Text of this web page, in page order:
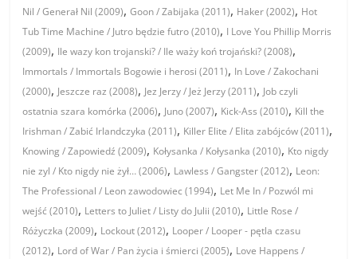
Nil / Generał Nil (2009),Goon / Zabijaka (2011), Haker (2002), Hot
Tub Time Machine / Jutro będzie futro (2010), I Love You Phillip Morris
(2009), Ile wazy kon trojanski? / Ile waży koń trojański? (2008),
Immortals / Immortals Bogowie i herosi (2011), In Love / Zakochani
(2000), Jeszcze raz (2008), Jez Jerzy / Jeż Jerzy (2011), Job czyli
ostatnia szara komórka (2006), Juno (2007), Kick-Ass (2010), Kill the
Irishman / Zabić Irlandczyka (2011), Killer Elite / Elita zabójców (2011),
Knowing / Zapowiedź (2009), Kołysanka / Kołysanka (2010), Kto nigdy
nie zyl / Kto nigdy nie żył… (2006), Lawless / Gangster (2012), Leon:
The Professional / Leon zawodowiec (1994), Let Me In / Pozwól mi
wejść (2010), Letters to Juliet / Listy do Julii (2010), Little Rose /
Różyczka (2009), Lockout (2012), Looper / Looper - pętla czasu
(2012), Lord of War / Pan życia i śmierci (2005), Love Happens /